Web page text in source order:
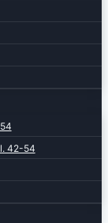
42-54